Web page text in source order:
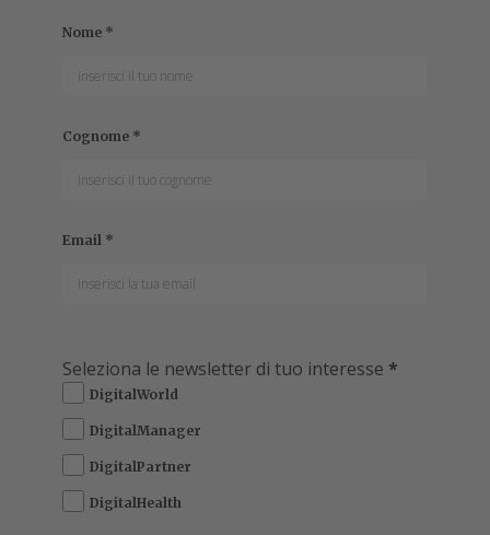
Nome *
Cognome *
Email *
Seleziona le newsletter di tuo interesse *
DigitalWorld
DigitalManager
DigitalPartner
DigitalHealth